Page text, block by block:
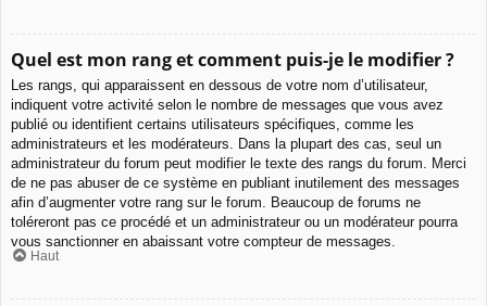
Quel est mon rang et comment puis-je le modifier ?
Les rangs, qui apparaissent en dessous de votre nom d’utilisateur,
indiquent votre activité selon le nombre de messages que vous avez
publié ou identifient certains utilisateurs spécifiques, comme les
administrateurs et les modérateurs. Dans la plupart des cas, seul un
administrateur du forum peut modifier le texte des rangs du forum. Merci
de ne pas abuser de ce système en publiant inutilement des messages
afin d’augmenter votre rang sur le forum. Beaucoup de forums ne
toléreront pas ce procédé et un administrateur ou un modérateur pourra
vous sanctionner en abaissant votre compteur de messages.
Haut